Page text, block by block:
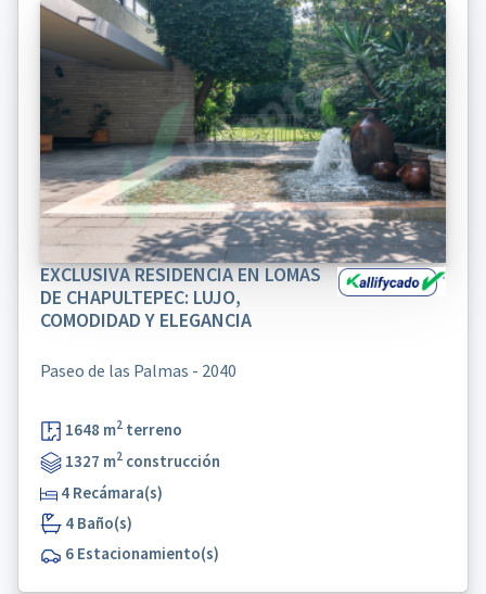
EXCLUSIVA RESIDENCIA EN LOMAS
DE CHAPULTEPEC: LUJO,
COMODIDAD Y ELEGANCIA
Paseo de las Palmas - 2040
1648 m2 terreno
1327 m2 construcción
4 Recámara(s)
4 Baño(s)
6 Estacionamiento(s)